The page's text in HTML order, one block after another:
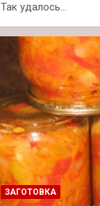
Так удалось…
ЗАГОТОВКА